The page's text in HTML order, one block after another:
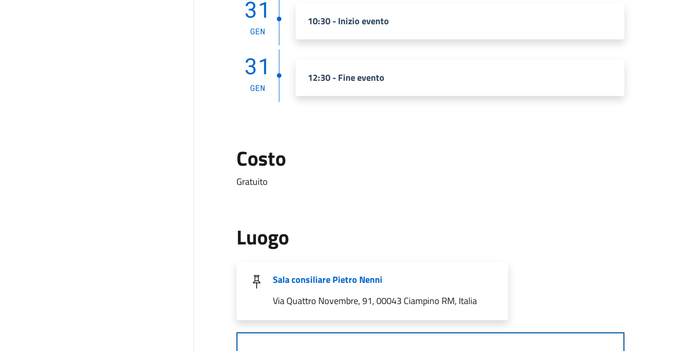
31
GEN
10:30 - Inizio evento
31
GEN
12:30 - Fine evento
Costo
Gratuito
Luogo
Sala consiliare Pietro Nenni
Via Quattro Novembre, 91, 00043 Ciampino RM, Italia